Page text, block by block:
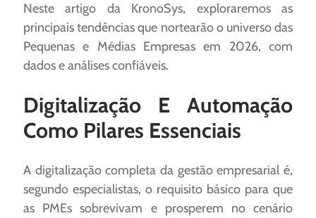
Neste artigo da KronoSys, exploraremos as
principais tendências que nortearão o universo das
Pequenas e Médias Empresas em 2026, com
dados e análises confiáveis.
Digitalização E Automação
Como Pilares Essenciais
A digitalização completa da gestão empresarial é,
segundo especialistas, o requisito básico para que
as PMEs sobrevivam e prosperem no cenário